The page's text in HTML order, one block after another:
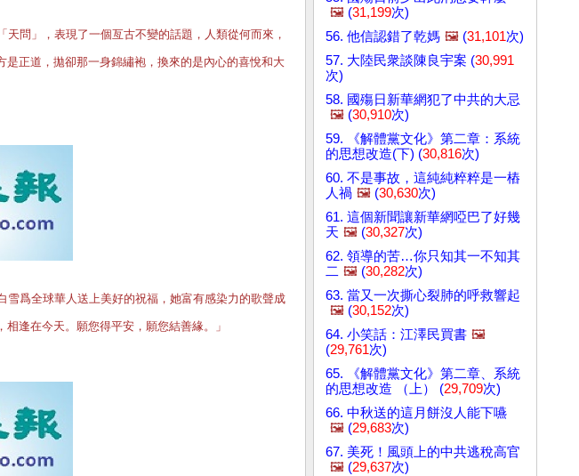
問」，表現了一個亙古不變的話題，人類從何而來，
正道，拋卻那一身錦繡袍，換來的是內心的喜悅和大
爲全球華人送上美好的祝福，她富有感染力的歌聲成
逢在今天。願您得平安，願您結善緣。」
🖼️ (31,199次)
56. 他信認錯了乾媽 🖼️ (31,101次)
57. 大陸民衆談陳良宇案 (30,991
次)
58. 國殤日新華網犯了中共的大忌
🖼️ (30,910次)
59. 《解體黨文化》第二章：系統
的思想改造(下) (30,816次)
60. 不是事故，這純純粹粹是一樁
人禍 🖼️ (30,630次)
61. 這個新聞讓新華網啞巴了好幾
天 🖼️ (30,327次)
62. 領導的苦…你只知其一不知其
二 🖼️ (30,282次)
63. 當又一次撕心裂肺的呼救響起
🖼️ (30,152次)
64. 小笑話：江澤民買書 🖼️
(29,761次)
65. 《解體黨文化》第二章、系統
的思想改造 （上） (29,709次)
66. 中秋送的這月餅沒人能下嚥
🖼️ (29,683次)
67. 美死！風頭上的中共逃稅高官
🖼️ (29,637次)